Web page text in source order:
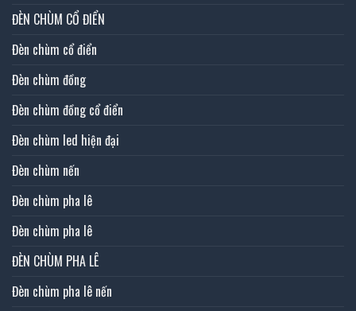
ĐÈN CHÙM CỔ ĐIỂN
Đèn chùm cổ điển
Đèn chùm đồng
Đèn chùm đồng cổ điển
Đèn chùm led hiện đại
Đèn chùm nến
Đèn chùm pha lê
Đèn chùm pha lê
ĐÈN CHÙM PHA LÊ
Đèn chùm pha lê nến